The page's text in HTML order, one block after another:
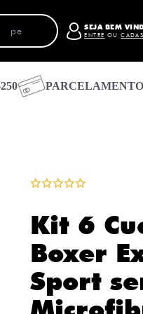
SEJA BEM
ENTRE OU
Seu carrinho
PARCELAMENTO
Kit 6
Boxer
Sport